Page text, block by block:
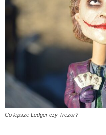
Co lepsze Ledger czy Trezor?